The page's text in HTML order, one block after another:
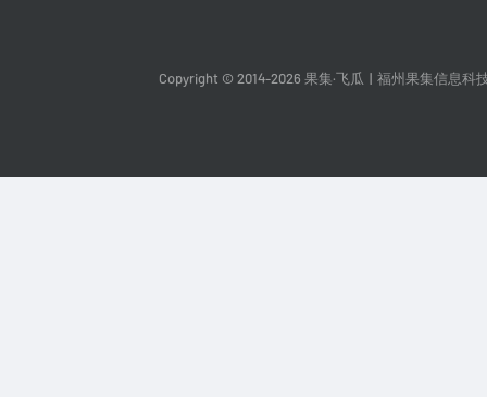
Copyright © 2014-2026 果集·飞瓜 福州果集信息科